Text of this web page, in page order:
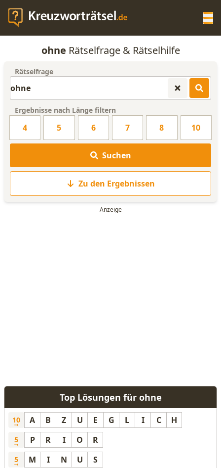
KREUZWORTRÄTSEL-HILFE
WORTLISTE
ohne Rätselfrage & Rätselhilfe
Rätselfrage
Ergebnisse nach Länge filtern
4 5 6 7 8 10
Suchen
Zu den Ergebnissen
Top Lösungen für ohne
10 A B Z U E G L I C H
5 P R I O R
5 M I N U S